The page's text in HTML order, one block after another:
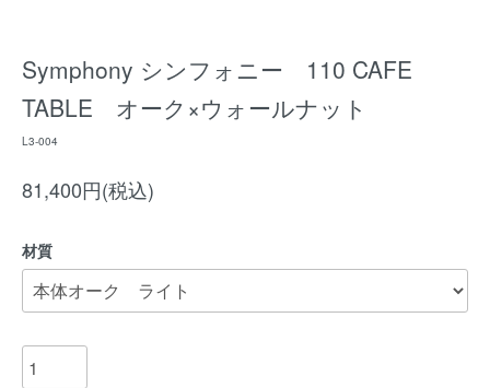
Symphony シンフォニー 110 CAFE
TABLE オーク×ウォールナット
L3-004
81,400円(税込)
材質